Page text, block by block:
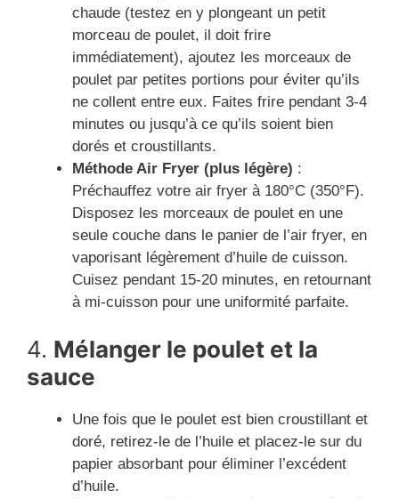
chaude (testez en y plongeant un petit
morceau de poulet, il doit frire
immédiatement), ajoutez les morceaux de
poulet par petites portions pour éviter qu’ils
ne collent entre eux. Faites frire pendant 3-4
minutes ou jusqu’à ce qu’ils soient bien
dorés et croustillants.
Méthode Air Fryer (plus légère) :
Préchauffez votre air fryer à 180°C (350°F).
Disposez les morceaux de poulet en une
seule couche dans le panier de l’air fryer, en
vaporisant légèrement d’huile de cuisson.
Cuisez pendant 15-20 minutes, en retournant
à mi-cuisson pour une uniformité parfaite.
4. Mélanger le poulet et la
sauce
Une fois que le poulet est bien croustillant et
doré, retirez-le de l’huile et placez-le sur du
papier absorbant pour éliminer l’excédent
d’huile.